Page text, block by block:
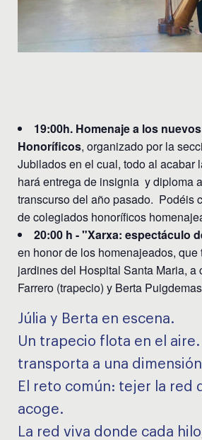
19:00h. Homenaje a los
Honoríficos, organizado por la
Jubilados en el cual, todo al acabar
hará entrega de insignia y diploma
transcurso del año pasado. Podéis
de colegiados honoríficos
20:00 h - "Xarxa: espectáculo
en honor de los homenajeados,
jardines del Hospital Santa Maria, a
Farrero (trapecio) y Berta
Júlia y Berta en escena.
Un trapecio flota en el aire.
transporta a una
El reto común: tejer la red
acoge.
La red viva donde cada